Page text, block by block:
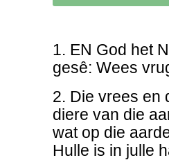
1. EN God het
gesê: Wees
2. Die vrees en
diere van die
wat op die
Hulle is in julle